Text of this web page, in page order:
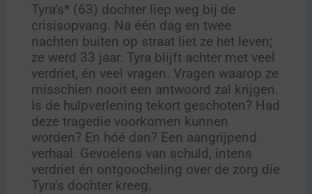
Tyra’s* (63) dochter liep weg bij de
crisisopvang. Na één dag en twee
nachten buiten op straat liet ze het leven;
ze werd 33 jaar. Tyra blijft achter met veel
verdriet, én veel vragen. Vragen waarop ze
misschien nooit een antwoord zal krijgen.
Is de hulpverlening tekort geschoten? Had
deze tragedie voorkomen kunnen
worden? En hóé dan? Een aangrijpend
verhaal. Gevoelens van schuld, intens
verdriet én ontgoocheling over de zorg die
Tyra’s dochter kreeg.